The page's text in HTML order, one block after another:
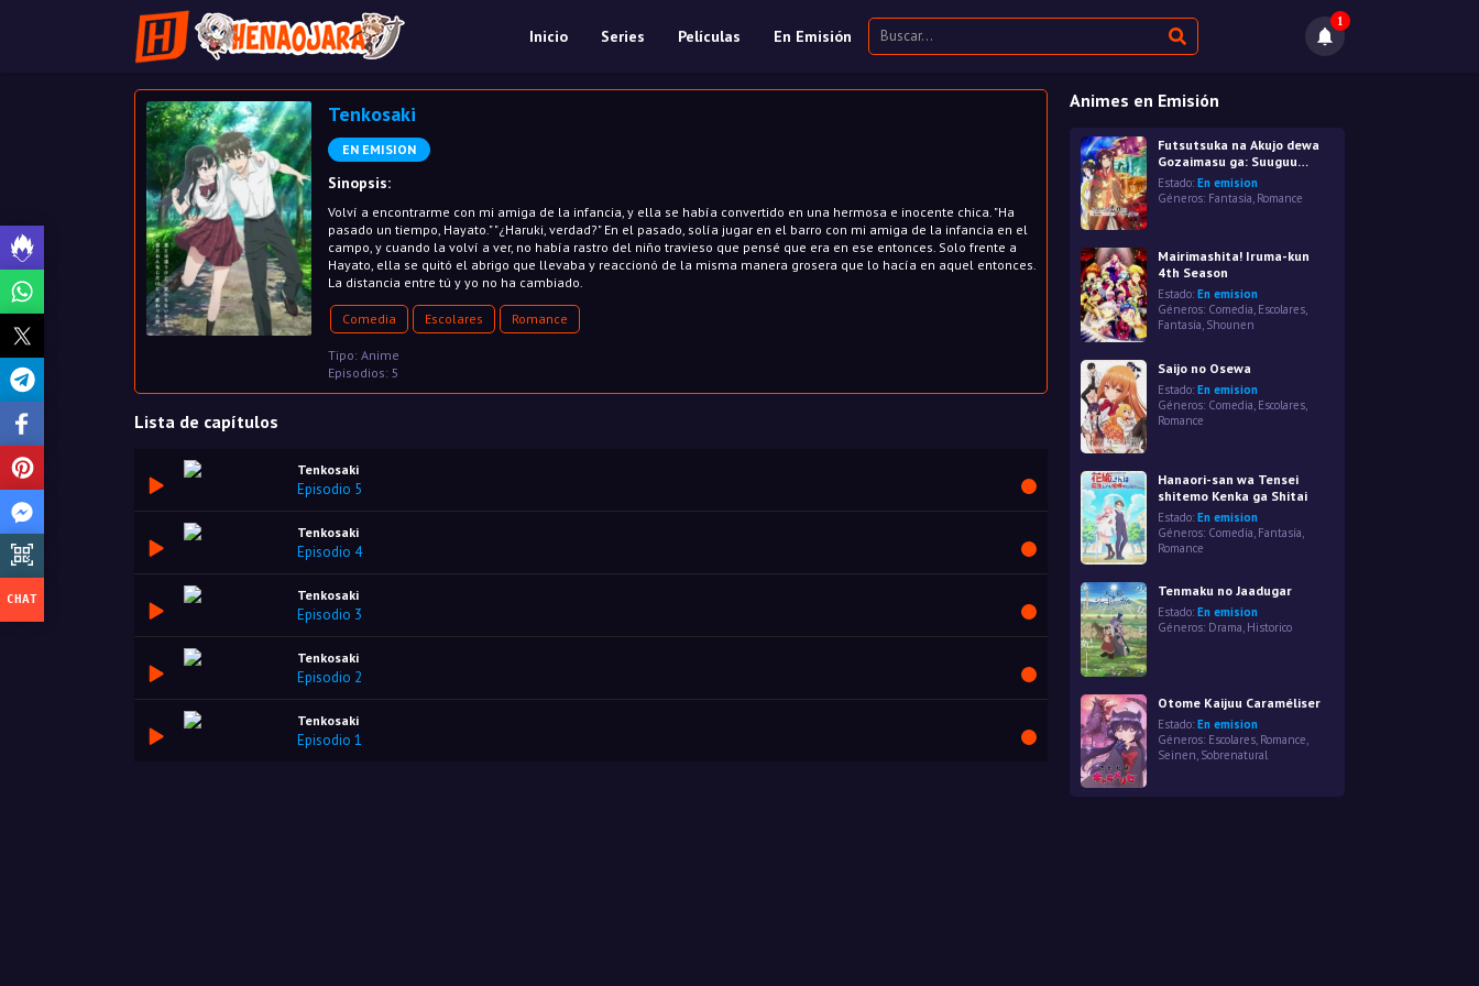
Inicio Series Películas En Emisión
1
Tenkosaki
EN EMISION
Sinopsis:
Volví a encontrarme con mi amiga de la infancia, y ella se había convertido en una hermosa e inocente chica. "Ha
pasado un tiempo, Hayato." "¿Haruki, verdad?" En el pasado, solía jugar en el barro con mi amiga de la infancia en el
campo, y cuando la volví a ver, no había rastro del niño travieso que pensé que era en ese entonces. Solo frente a
Hayato, ella se quitó el abrigo que llevaba y reaccionó de la misma manera grosera que lo hacía en aquel entonces.
La distancia entre tú y yo no ha cambiado.
Comedia Escolares Romance
Tipo: Anime
Episodios: 5
Lista de capítulos
Tenkosaki
Episodio 5
Tenkosaki
Episodio 4
Tenkosaki
Episodio 3
Tenkosaki
Episodio 2
Tenkosaki
Episodio 1
Animes en Emisión
Futsutsuka na Akujo dewa
Gozaimasu ga: Suuguu
Chouso Torikae Den
Estado: En emision
Géneros: Fantasía, Romance
Mairimashita! Iruma-kun
4th Season
Estado: En emision
Géneros: Comedia, Escolares
Fantasía, Shounen
Saijo no Osewa
Estado: En emision
Géneros: Comedia Escolares
Romance
Hanaori-san wa Tensei
shitemo Kenka ga Shitai
Estado: En emision
Géneros: Comedia, Fantasía
Romance
Tenmaku no Jaadugar
Estado: En emision
Géneros: Drama, Historico
Otome Kaijuu Caraméliser
Estado: En emision
Géneros: Escolares Romance
Seinen Sobrenatural